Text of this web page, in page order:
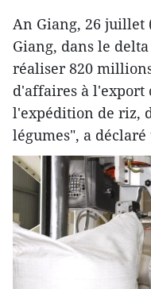
An Giang, 26 juillet
Giang, dans le
réaliser 820
d'affaires à l'export
l'expédition de riz,
légumes", a